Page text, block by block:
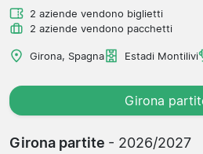
2 aziende vendono biglietti
2 aziende vendono pacchetti
Girona, Spagna Estadi Montilivi
Girona
Girona partite - 2026/2027